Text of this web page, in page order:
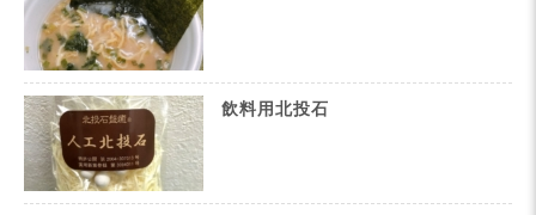
飲料用北投石